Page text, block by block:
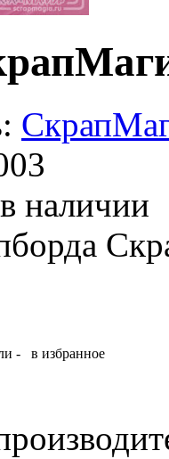
наличии
- в избранное